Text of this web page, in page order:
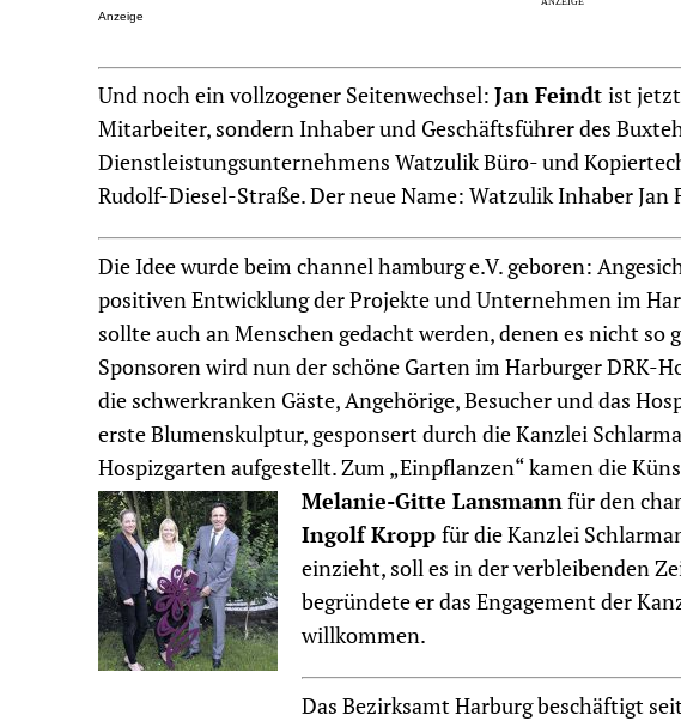
Anzeige
Und noch ein vollzogener Seitenwechsel: Jan Feindt ist
Mitarbeiter, sondern Inhaber und Geschäftsführer des
Dienstleistungsunternehmens Watzulik Büro- und
Rudolf-Diesel-Straße. Der neue Name: Watzulik Inhaber Jan
Die Idee wurde beim channel hamburg e.V. geboren:
positiven Entwicklung der Projekte und Unternehmen im
sollte auch an Menschen gedacht werden, denen es nicht
Sponsoren wird nun der schöne Garten im Harburger DRK-
die schwerkranken Gäste, Angehörige, Besucher und das
erste Blumenskulptur, gesponsert durch die Kanzlei
Hospizgarten aufgestellt. Zum „Einpflanzen“ kamen die
Melanie-Gitte Lansmannfür den
Ingolf Kropp für die Kanzlei
einzieht, soll es in der verbleibenden
begründete er das Engagement der
willkommen.
Das Bezirksamt Harburg beschäftigt